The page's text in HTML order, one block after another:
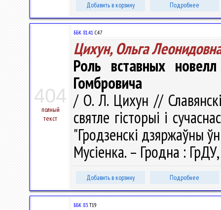
Добавить в корзину Подробнее
404
полный
текст
ББК 81.41 С47
Цихун, Ольга
Роль вставных
Гомбровича
/ О. Л. Цихун //
святле гісторыі і
"Гродзенскі дзяржаўны
Мусіенка. – Гродна :
Добавить в корзину Подробнее
ББК 83.Т19